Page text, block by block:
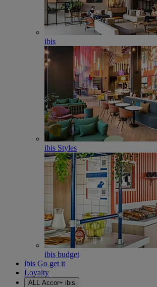
ibis
ibis Styles
ibis budget
ibis Go get it
Loyalty
ALL Accor+ ibis